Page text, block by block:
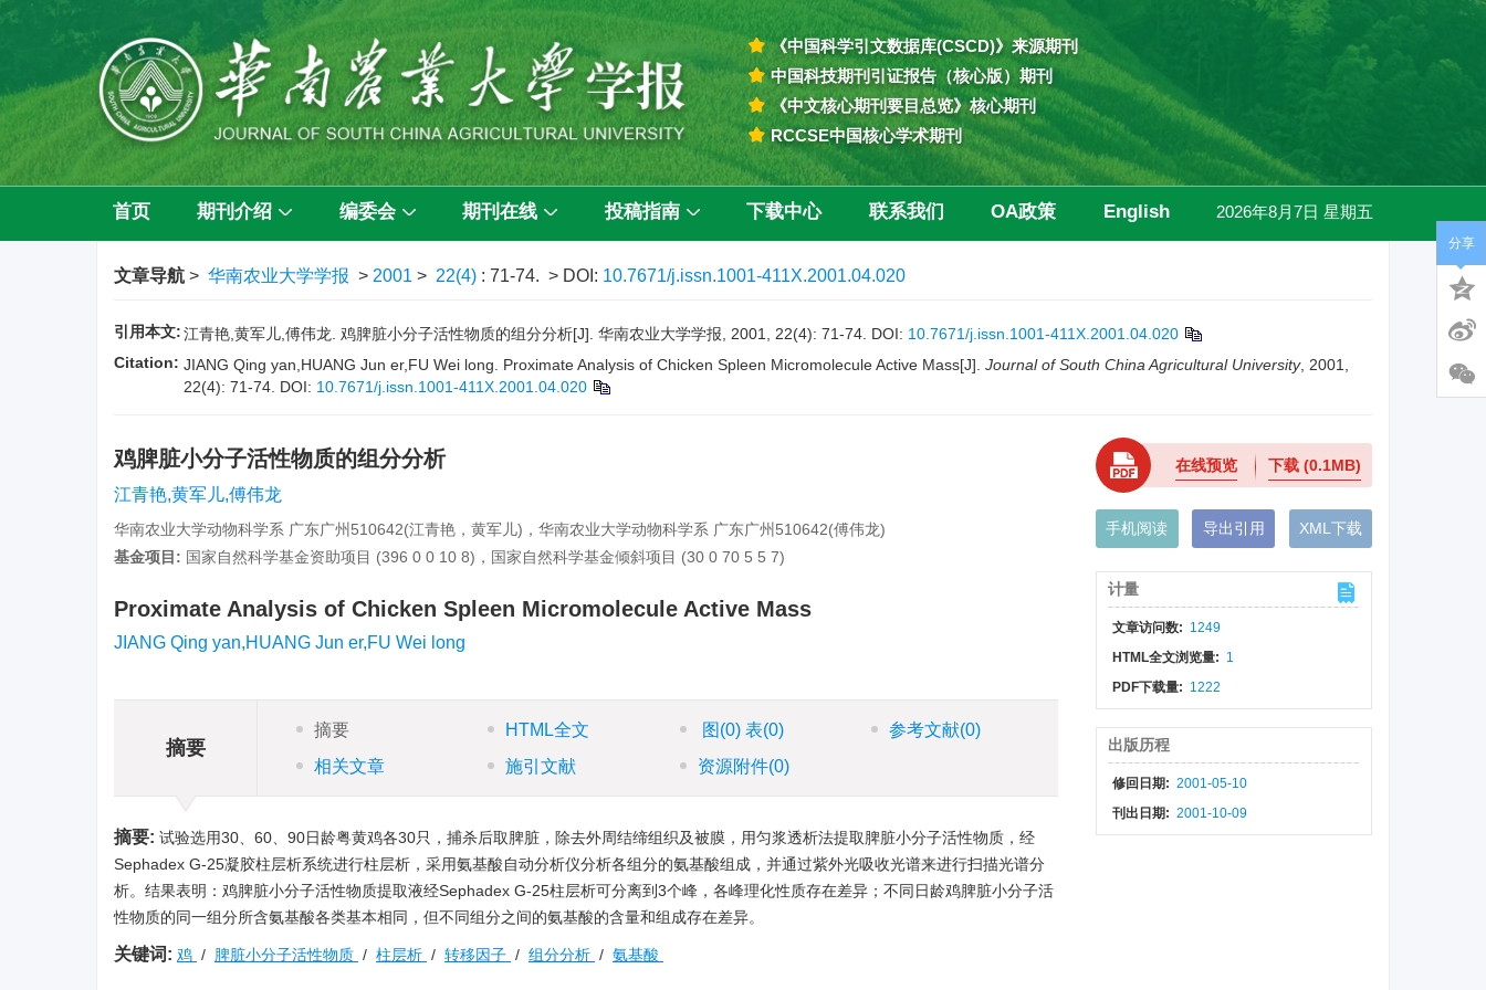
《中国科学引文数据库(CSCD)》来源期刊
中国科技期刊引证报告（核心版）期刊
《中文核心期刊要目总览》核心期刊
RCCSE中国核心学术期刊
首页 期刊介绍 编委会 期刊在线 投稿指南 下载中心 联系我们 OA政策 English 2026年8月7日 星期五
文章导航 > 华南农业大学学报 > 2001 > 22(4) : 71-74. > DOI: 10.7671/j.issn.1001-411X.2001.04.020
引用本文:江青艳,黄军儿,傅伟龙. 鸡脾脏小分子活性物质的组分分析[J]. 华南农业大学学报, 2001, 22(4): 71-74. DOI: 10.7671/j.issn.1001-411X.2001.04.020
Citation: JIANG Qing yan,HUANG Jun er,FU Wei long. Proximate Analysis of Chicken Spleen Micromolecule Active Mass[J]. Journal of South China Agricultural University, 2001,
22(4): 71-74. DOI: 10.7671/j.issn.1001-411X.2001.04.020
鸡脾脏小分子活性物质的组分分析
江青艳,黄军儿,傅伟龙
华南农业大学动物科学系 广东广州510642(江青艳，黄军儿)，华南农业大学动物科学系 广东广州510642(傅伟龙)
基金项目: 国家自然科学基金资助项目 (396 0 0 10 8)，国家自然科学基金倾斜项目 (30 0 70 5 5 7)
Proximate Analysis of Chicken Spleen Micromolecule Active Mass
JIANG Qing yan,HUANG Jun er,FU Wei long
摘要
摘要 HTML全文 图 (0)表(0) 参考文献(0)
相关文章
施引文献 资源附件(0)
摘要: 试验选用30、60、90日龄粤黄鸡各30只，捕杀后取脾脏，除去外周结缔组织及被膜，用匀浆透析法提取脾脏小分子活性物质，经
Sephadex G-25凝胶柱层析系统进行柱层析，采用氨基酸自动分析仪分析各组分的氨基酸组成，并通过紫外光吸收光谱来进行扫描光谱分
析。结果表明：鸡脾脏小分子活性物质提取液经Sephadex G-25柱层析可分离到3个峰，各峰理化性质存在差异；不同日龄鸡脾脏小分子活
性物质的同一组分所含氨基酸各类基本相同，但不同组分之间的氨基酸的含量和组成存在差异。
关键词: 鸡 / 脾脏小分子活性物质 / 柱层析 / 转移因子 / 组分分析 / 氨基酸
在线预览 下载 (0.1MB)
手机阅读 导出引用 XML下载
计量
文章访问数: 1249
HTML全文浏览量: 1
PDF下载量: 1222
出版历程
修回日期: 2001-05-10
刊出日期: 2001-10-09
分享